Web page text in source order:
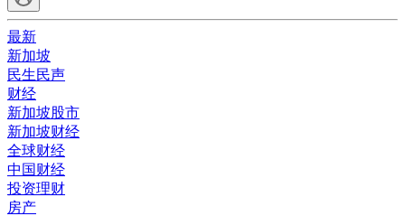
最新
新加坡
民生民声
财经
新加坡股市
新加坡财经
全球财经
中国财经
投资理财
房产